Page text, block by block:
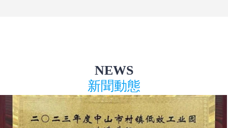
NEWS
新聞動態